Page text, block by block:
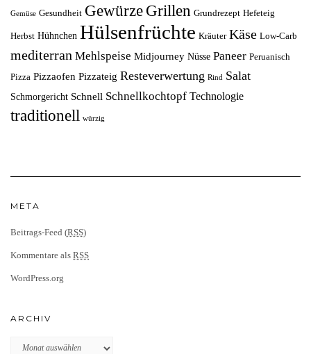
Gemüse Gesundheit Gewürze Grillen Grundrezept Hefeteig
Herbst Hühnchen Hülsenfrüchte Kräuter Käse Low-Carb
mediterran Mehlspeise Midjourney Nüsse Paneer Peruanisch
Pizza Pizzaofen Pizzateig Resteverwertung Rind Salat
Schmorgericht Schnell Schnellkochtopf Technologie
traditionell würzig
META
Beitrags-Feed (RSS)
Kommentare als RSS
WordPress.org
ARCHIV
Archiv